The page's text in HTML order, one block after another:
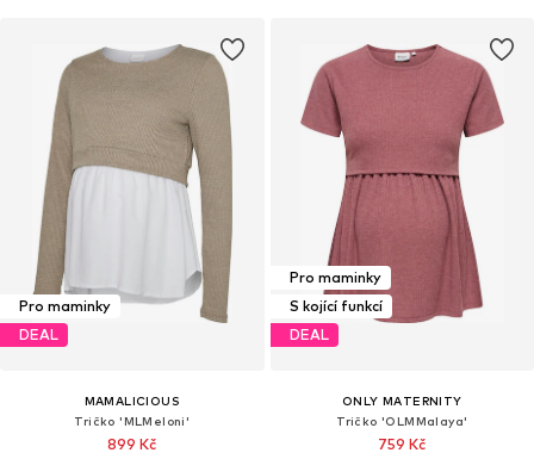
Pro maminky
DEAL
MAMALICIOUS
Tričko 'MLMeloni'
899 Kč
Pro maminky
S kojící funkcí
DEAL
ONLY MATERNITY
Tričko 'OLMMalaya'
759 Kč